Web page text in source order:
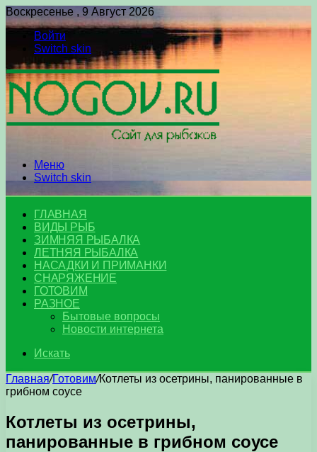
Воскресенье , 9 Август 2026
Войти
Switch skin
Меню
Switch skin
ГЛАВНАЯ
ВИДЫ РЫБ
ЗИМНЯЯ РЫБАЛКА
ЛЕТНЯЯ РЫБАЛКА
НАСАДКИ И ПРИМАНКИ
СНАРЯЖЕНИЕ
ГОТОВИМ
РАЗНОЕ
Бытовые вопросы
Новости интернета
Искать
Главная/Готовим/Котлеты из осетрины, панированные в
грибном соусе
Котлеты из осетрины,
панированные в грибном соусе